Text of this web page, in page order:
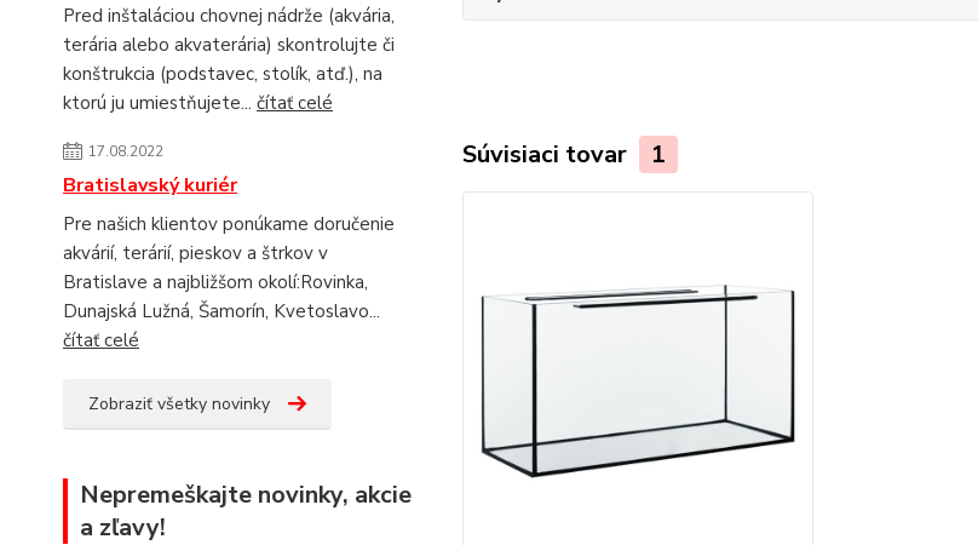
Pred inštaláciou chovnej nádrže (akvária,
terária alebo akvaterária) skontrolujte či
konštrukcia (podstavec, stolík, atď.), na
ktorú ju umiestňujete... čítať celé
17.08.2022
Bratislavský kuriér
Pre našich klientov ponúkame doručenie
akvárií, terárií, pieskov a štrkov v
Bratislave a najbližšom okolí:Rovinka,
Dunajská Lužná, Šamorín, Kvetoslavo...
čítať celé
Zobraziť všetky novinky
Nepremeškajte novinky, akcie
a zľavy!
Súvisiaci tovar 1